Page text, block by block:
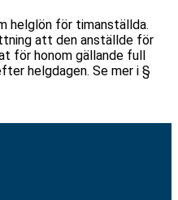
helglön för timanställda.
att den anställde för
för honom gällande full
helgdagen. Se mer i §